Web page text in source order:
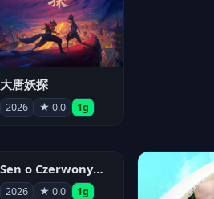
大唐妖探
2026 ★ 0.0 1g
Sen o Czerwonym Pyle
2026 ★ 0.0 1g